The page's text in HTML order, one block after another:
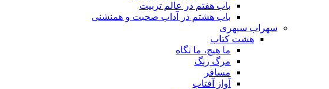
باب هفتم در عالم تربیت
باب هشتم در آداب صحبت و همنشنى
سهراب سپهری
هشت کتاب
ما هیچ، ما نگاه
مرگ رنگ
مسافر
آواز آفتاب